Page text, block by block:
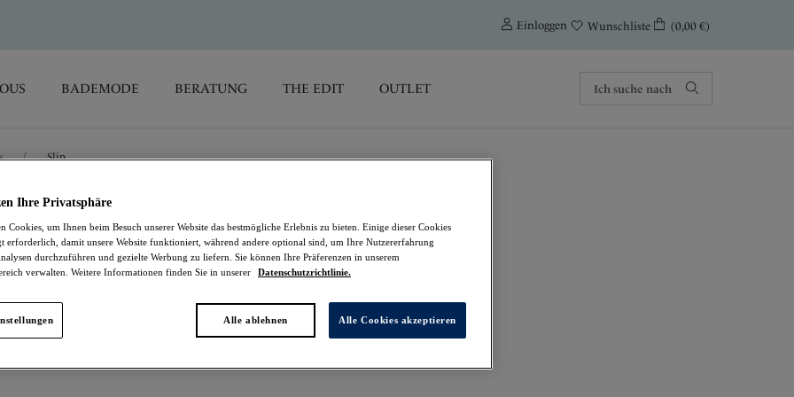
Einloggen Wunschliste (0,00 €)
BADEMODE BERATUNG THE EDIT OUTLET
/ Slip
Aurelia
Slip
White
Ihre Privatsphäre
Cookies, um Ihnen beim Besuch unserer Website das bestmögliche Erlebnis zu bieten. Einige dieser Cookies
erforderlich, damit unsere Website funktioniert, während andere optional sind, um Ihre Nutzererfahrung
durchzuführen und gezielte Werbung zu liefern. Sie können Ihre Präferenzen in unserem
verwalten. Weitere Informationen finden Sie in unserer
Datenschutzrichtlinie.
Alle ablehnen Alle Cookies akzeptieren